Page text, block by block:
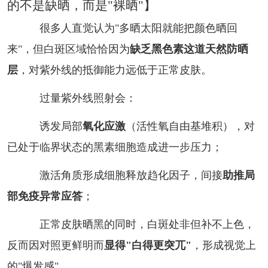
的不是缺晒，而是"裸晒"】
很多人直觉认为"多晒太阳就能把颜色晒回
来"，但白斑区域恰恰因为缺乏黑色素这道天然防晒
层，对紫外线的抵御能力远低于正常皮肤。
过量紫外线照射会：
诱发局部氧化应激（活性氧自由基堆积），对
已处于临界状态的黑素细胞造成进一步压力；
激活角质形成细胞释放趋化因子，间接助推局
部免疫异常应答；
正常皮肤晒黑的同时，白斑处非但补不上色，
反而因对照更鲜明而显得"白得更突兀" ，形成视觉上